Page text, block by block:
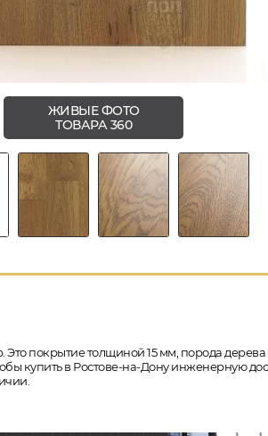
ЖИВЫЕ ФОТО
ТОВАРА 360
Это покрытие толщиной 15 мм, порода
купить в Ростове-на-Дону инженерную